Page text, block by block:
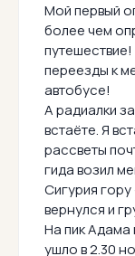
Мой первый
более чем
переезды к
автобусе!
А радиалки
встаёте. Я
рассветы
гида возил
Сигурия гору
вернулся и
На пик Адама
ушло в 2.30